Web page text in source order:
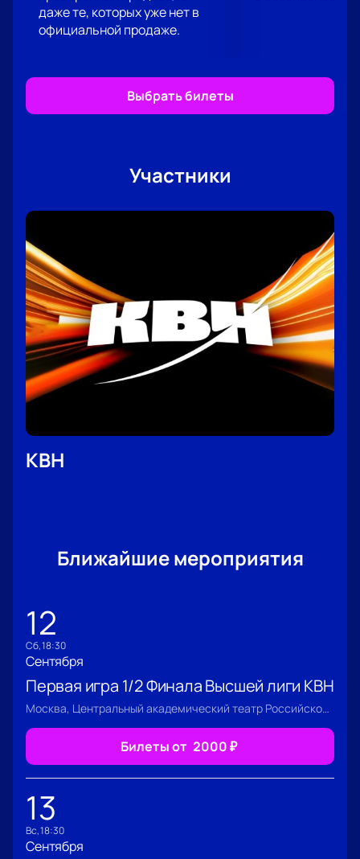
этому яркому и важному мероприятию.
даже те, которых уже нет в
официальной продаже.
Выбрать билеты
Участники
КВН
Ближайшие мероприятия
12
сб, 18:30
Сентября
Первая игра 1/2 Финала Высшей лиги КВН
Москва, Центральный академический театр Российской Армии
Билеты от 2000₽
13
вс, 18:30
Сентября